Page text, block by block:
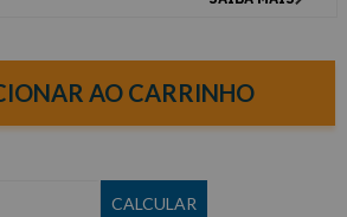
AO CARRINHO